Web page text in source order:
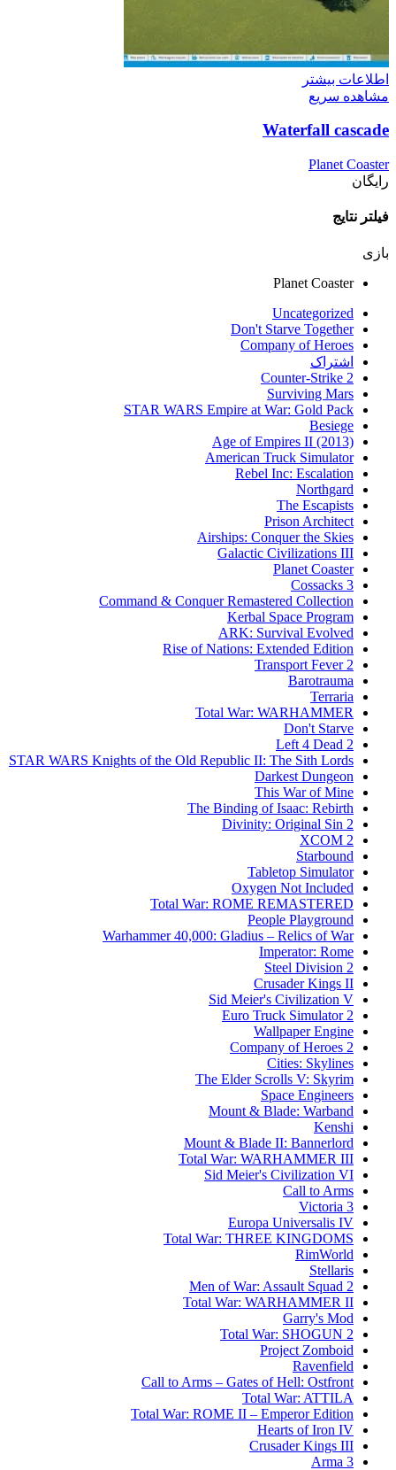
اطلاعات بیشتر
مشاهده سریع
Waterfall cascade
Planet Coaster
رایگان
فیلتر نتایج
بازی
Planet Coaster
Uncategorized
Don't Starve Together
Company of Heroes
اشتراک
Counter-Strike 2
Surviving Mars
STAR WARS Empire at War: Gold Pack
Besiege
Age of Empires II (2013)
American Truck Simulator
Rebel Inc: Escalation
Northgard
The Escapists
Prison Architect
Airships: Conquer the Skies
Galactic Civilizations III
Planet Coaster
Cossacks 3
Command & Conquer Remastered Collection
Kerbal Space Program
ARK: Survival Evolved
Rise of Nations: Extended Edition
Transport Fever 2
Barotrauma
Terraria
Total War: WARHAMMER
Don't Starve
Left 4 Dead 2
STAR WARS Knights of the Old Republic II: The Sith Lords
Darkest Dungeon
This War of Mine
The Binding of Isaac: Rebirth
Divinity: Original Sin 2
XCOM 2
Starbound
Tabletop Simulator
Oxygen Not Included
Total War: ROME REMASTERED
People Playground
Warhammer 40,000: Gladius – Relics of War
Imperator: Rome
Steel Division 2
Crusader Kings II
Sid Meier's Civilization V
Euro Truck Simulator 2
Wallpaper Engine
Company of Heroes 2
Cities: Skylines
The Elder Scrolls V: Skyrim
Space Engineers
Mount & Blade: Warband
Kenshi
Mount & Blade II: Bannerlord
Total War: WARHAMMER III
Sid Meier's Civilization VI
Call to Arms
Victoria 3
Europa Universalis IV
Total War: THREE KINGDOMS
RimWorld
Stellaris
Men of War: Assault Squad 2
Total War: WARHAMMER II
Garry's Mod
Total War: SHOGUN 2
Project Zomboid
Ravenfield
Call to Arms – Gates of Hell: Ostfront
Total War: ATTILA
Total War: ROME II – Emperor Edition
Hearts of Iron IV
Crusader Kings III
Arma 3